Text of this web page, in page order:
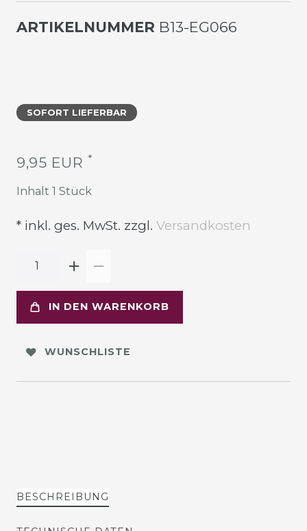
ARTIKELNUMMER B13-EG066
SOFORT LIEFERBAR
9,95 EUR *
Inhalt 1 Stück
* inkl. ges. MwSt. zzgl. Versandkosten
IN DEN WARENKORB
WUNSCHLISTE
BESCHREIBUNG